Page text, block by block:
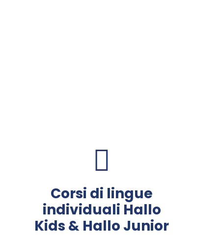
Corsi di lingue
individuali Hallo
Kids & Hallo Junior